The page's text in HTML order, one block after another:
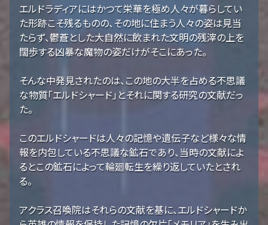
エルドラディアにはかつて栄華を極め人々が暮らしてい
た形跡こそ残るものの、その地に住まう人々の姿は見当
たらず、鬱蒼とした大自然に飲まれた文明の残滓の上を
闊歩する凶暴な魔物の姿だけがそこにあった。
そんな中発見されたのは、この地の大半を占める不思議
な物質「エルドシャード」とそれに関する研究の文献だっ
た。
このエルドシャードは人々の記憶や遺伝子など様々な情
報を内包している不思議な鉱石であり、当時の文献によ
るとこの鉱石によって輪廻転生を繰り返していたとされ
る。
アクラス召喚院はそれらの文献を基に、エルドシャードか